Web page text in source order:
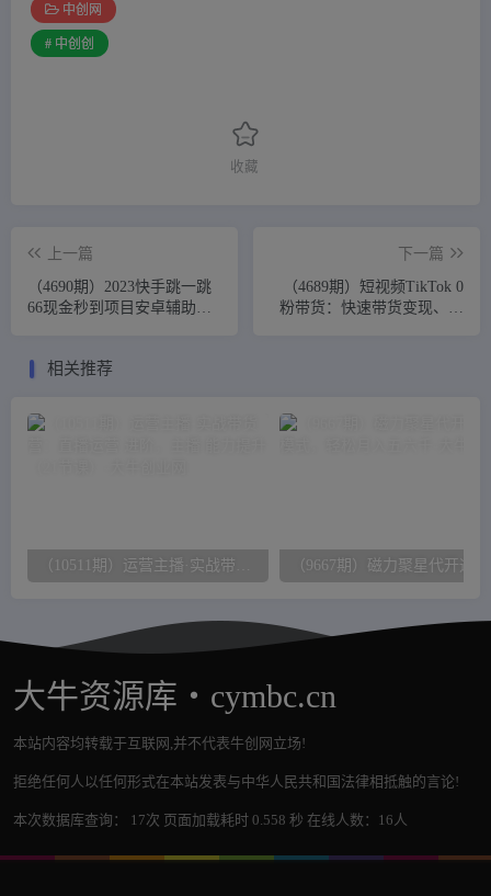
中创网
# 中创创
收藏
上一篇
（4690期）2023快手跳一跳
66现金秒到项目安卓辅助脚
下一篇
（4689期）短视频TikTok 0
粉带货：快速带货变现、打
相关推荐
大牛资源库・cymbc.cn
本站内容均转载于互联网,并不代表牛创网立场!
拒绝任何人以任何形式在本站发表与中华人民共和国法律相抵触的言论!
本次数据库查询： 17次 页面加载耗时 0.558 秒 在线人数：16人